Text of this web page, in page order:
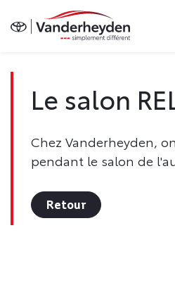
Le salon
Chez Vanderheyden,
pendant le salon de
Retour